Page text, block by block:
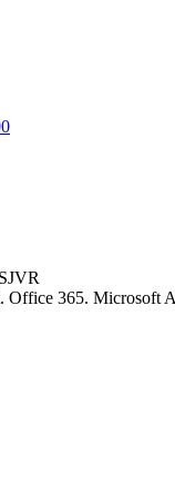
365. Microsoft